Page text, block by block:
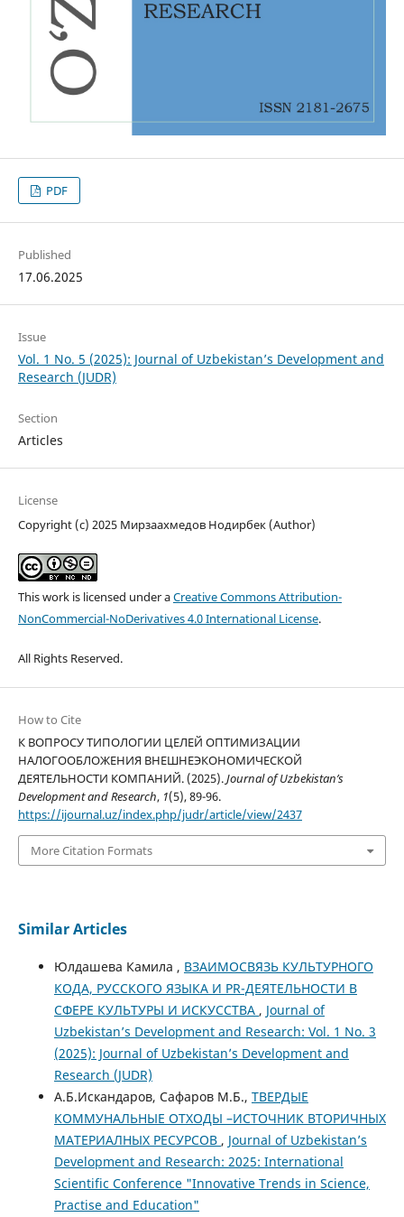
PDF
Published
17.06.2025
Issue
Vol. 1 No. 5 (2025): Journal of Uzbekistan’s Development and
Research (JUDR)
Section
Articles
License
Copyright (c) 2025 Мирзаахмедов Нодирбек (Author)
This work is licensed under aCreative Commons Attribution-
NonCommercial-NoDerivatives 4.0 International License.
All Rights Reserved.
How to Cite
К ВОПРОСУ ТИПОЛОГИИ ЦЕЛЕЙ ОПТИМИЗАЦИИ
НАЛОГООБЛОЖЕНИЯ ВНЕШНЕЭКОНОМИЧЕСКОЙ
ДЕЯТЕЛЬНОСТИ КОМПАНИЙ. (2025).Journal of Uzbekistan’s
Development and Research, 1(5), 89-96.
https://ijournal.uz/index.php/judr/article/view/2437
More Citation Formats
Similar Articles
Юлдашева Камила , ВЗАИМОСВЯЗЬ КУЛЬТУРНОГО
КОДА, РУССКОГО ЯЗЫКА И PR-ДЕЯТЕЛЬНОСТИ В
СФЕРЕ КУЛЬТУРЫ И ИСКУССТВА , Journal of
Uzbekistan’s Development and Research: Vol. 1 No. 3
(2025): Journal of Uzbekistan’s Development and
Research (JUDR)
А.Б.Искандаров, Сафаров М.Б., ТВЕРДЫЕ
КОММУНАЛЬНЫЕ ОТХОДЫ –ИСТОЧНИК ВТОРИЧНЫХ
МАТЕРИАЛНЫХ РЕСУРСОВ , Journal of Uzbekistan’s
Development and Research: 2025: International
Scientific Conference "Innovative Trends in Science,
Practise and Education"